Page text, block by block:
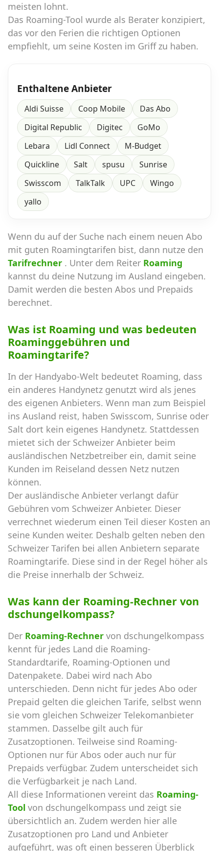
meisten lohnt.
Das Roaming-Tool wurde als Berater konzipiert,
das vor den Ferien die richtigen Optionen
empfiehlt, um seine Kosten im Griff zu haben.
Enthaltene Anbieter
Aldi Suisse Coop Mobile
Das Abo
Digital Republic
Digitec
GoMo
Lebara
Lidl Connect
M-Budget
Quickline
Salt spusu
Sunrise
Swisscom
TalkTalk UPC
Wingo
yallo
Wenn du auf der Suche nach einem neuen Abo
mit guten Roamingtarifen bist, dann nutze den
Tarifrechner . Unter dem Reiter Roaming
kannst du deine Nutzung im Ausland eingeben.
Damit werden die besten Abos und Prepaids
berechnet.
Was ist Roaming und was bedeuten
Roaminggebühren und
Roamingtarife?
In der Handyabo-Welt bedeutet Roaming, dass
ein anderes Handynetz genutzt wird als jenes
des eigenen Anbieters. Wenn man zum Beispiel
ins Ausland reist, haben Swisscom, Sunrise oder
Salt dort kein eigenes Handynetz. Stattdessen
mietet sich der Schweizer Anbieter beim
ausländischen Netzbetreiber ein, damit seine
Kunden im Reiseland dessen Netz nutzen
können.
Der ausländische Anbieter verlangt dafür
Gebühren vom Schweizer Anbieter. Dieser
verrechnet wiederum einen Teil dieser Kosten an
seine Kunden weiter. Deshalb gelten neben den
Schweizer Tarifen bei allen Anbietern separate
Roamingtarife. Diese sind in der Regel höher als
die Preise innerhalb der Schweiz.
Was kann der Roaming-Rechner von
dschungelkompass?
Der Roaming-Rechner von dschungelkompass
kennt für jedes Land die Roaming-
Standardtarife, Roaming-Optionen und
Datenpakete. Dabei wird nach Abo
unterschieden. Denn nicht für jedes Abo oder
Prepaid gelten die gleichen Tarife, selbst wenn
sie vom gleichen Schweizer Telekomanbieter
stammen. Dasselbe gilt auch für
Zusatzoptionen. Teilweise sind Roaming-
Optionen nur für Abos oder auch nur für
Prepaids verfügbar. Zudem unterscheidet sich
die Verfügbarkeit je nach Land.
All diese Informationen vereint das Roaming-
Tool von dschungelkompass und zeigt sie
übersichtlich an. Zudem werden hier alle
Zusatzoptionen pro Land und Anbieter
aufgeführt, was oft einen besseren Überblick